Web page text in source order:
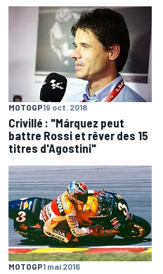
MOTOGP19 oct. 2018
Crivillé : "Márquez peut
battre Rossi et rêver des 15
titres d'Agostini"
MOTOGP1 mai 2016